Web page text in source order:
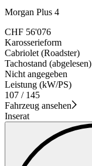
Morgan Plus 4
CHF 56'076
Karosserieform
Cabriolet (Roadster)
Tachostand (abgelesen)
Nicht angegeben
Leistung (kW/PS)
107 / 145
Fahrzeug ansehen
Inserat